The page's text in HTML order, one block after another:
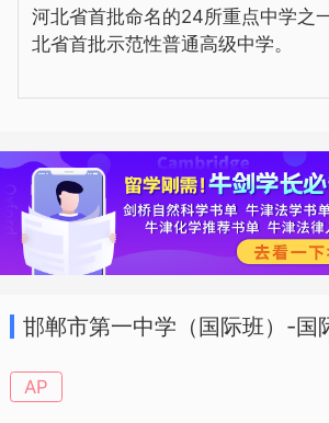
河北省首批命名的24所重点中学之
北省首批示范性普通高级中学。
邯郸市第一中学（国际班）-国
AP